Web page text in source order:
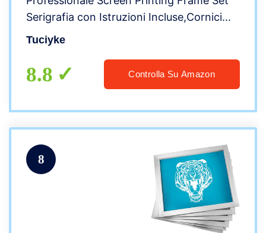
Serigrafia con Istruzioni Incluse,Cornici
per Serigrafia in Legno,Raschietto
Tuciyke
8.8 Controlla Su Amazon
8